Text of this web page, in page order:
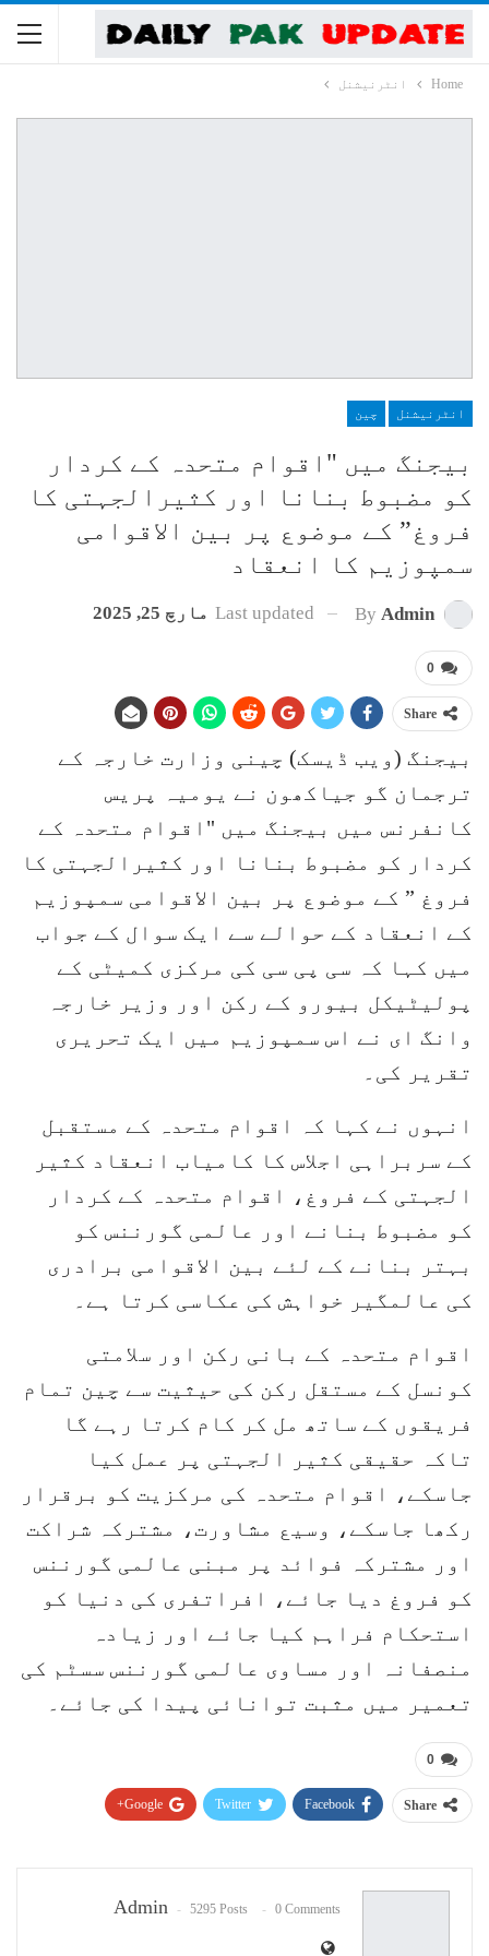
Home انٹرنیشنل
انٹرنیشنل چین
بیجنگ میں "اقوام متحدہ کے کردار
کو مضبوط بنانا اور کثیرالجہتی کا
فروغ” کے موضوع پر بین الاقوامی
سمپوزیم کا انعقاد
By Admin
Last updated مارچ 25, 2025
0
Share
بیجنگ (ویب ڈیسک) چینی وزارت خارجہ کے
ترجمان گو جیاکھون نے یومیہ پریس
کانفرنس میں بیجنگ میں "اقوام متحدہ کے
کردار کو مضبوط بنانا اور کثیرالجہتی کا
فروغ ” کے موضوع پر بین الاقوامی سمپوزیم
کے انعقاد کے حوالے سے ایک سوال کے جواب
میں کہا کہ سی پی سی کی مرکزی کمیٹی کے
پولیٹیکل بیورو کے رکن اور وزیر خارجہ
وانگ ای نے اس سمپوزیم میں ایک تحریری
تقریر کی۔
انہوں نے کہا کہ اقوام متحدہ کے مستقبل
کے سربراہی اجلاس کا کامیاب انعقاد کثیر
الجہتی کے فروغ، اقوام متحدہ کے کردار
کو مضبوط بنانے اور عالمی گورننس کو
بہتر بنانے کے لئے بین الاقوامی برادری
کی عالمگیر خواہش کی عکاسی کرتا ہے۔
اقوام متحدہ کے بانی رکن اور سلامتی
کونسل کے مستقل رکن کی حیثیت سے چین تمام
فریقوں کے ساتھ مل کر کام کرتا رہے گا
تاکہ حقیقی کثیر الجہتی پر عمل کیا
جاسکے، اقوام متحدہ کی مرکزیت کو برقرار
رکھا جاسکے، وسیع مشاورت، مشترکہ شراکت
اور مشترکہ فوائد پر مبنی عالمی گورننس
کو فروغ دیا جائے، افراتفری کی دنیا کو
استحکام فراہم کیا جائے اور زیادہ
منصفانہ اور مساوی عالمی گورننس سسٹم کی
تعمیر میں مثبت توانائی پیدا کی جائے۔
0
Share
Facebook
Twitter
Google+
Admin 5295 Posts 0 Comments